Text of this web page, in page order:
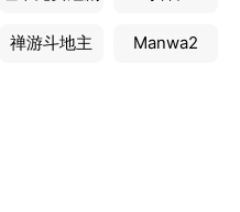
禅游斗地主 Manwa2